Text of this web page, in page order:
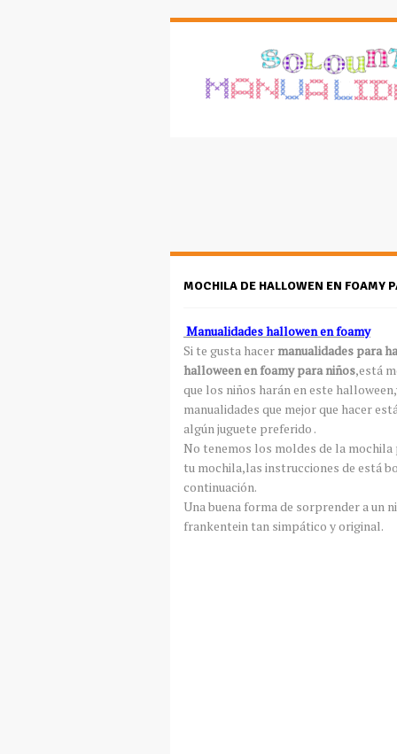
MOCHILA DE HALLOWEN EN FOAMY
Manualidades hallowen en foamy
Si te gusta hacer manualidades para
halloween en foamy para niños,está
que los niños harán en este
manualidades que mejor que hacer
algún juguete preferido .
No tenemos los moldes de la mochila
tu mochila,las instrucciones de está
continuación.
Una buena forma de sorprender a un
frankentein tan simpático y original.